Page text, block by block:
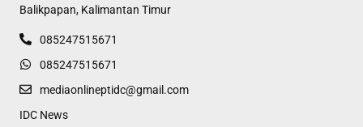
Balikpapan, Kalimantan Timur
085247515671
085247515671
mediaonlineptidc@gmail.com
IDC News